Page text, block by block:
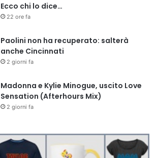
Ecco chi lo dice…
22 ore fa
Paolini non ha recuperato: salterà
anche Cincinnati
2 giorni fa
Madonna e Kylie Minogue, uscito Love
Sensation (Afterhours Mix)
2 giorni fa